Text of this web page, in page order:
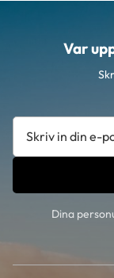
Var
Dina